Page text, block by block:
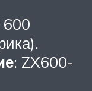
600
: ZX600-